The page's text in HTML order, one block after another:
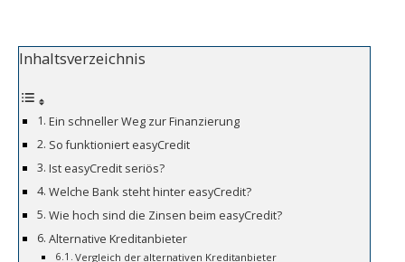
Inhaltsverzeichnis
Ein schneller Weg zur Finanzierung
So funktioniert easyCredit
Ist easyCredit seriös?
Welche Bank steht hinter easyCredit?
Wie hoch sind die Zinsen beim easyCredit?
Alternative Kreditanbieter
Vergleich der alternativen Kreditanbieter